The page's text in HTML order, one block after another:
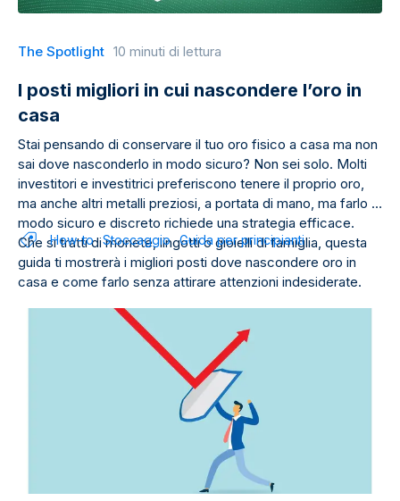
The Spotlight 10 minuti di lettura
I posti migliori in cui nascondere l’oro in
casa
Stai pensando di conservare il tuo oro fisico a casa ma non
sai dove nasconderlo in modo sicuro? Non sei solo. Molti
investitori e investitrici preferiscono tenere il proprio oro,
ma anche altri metalli preziosi, a portata di mano, ma farlo in
modo sicuro e discreto richiede una strategia efficace.
Che si tratti di monete, lingotti o gioielli di famiglia, questa
guida ti mostrerà i migliori posti dove nascondere oro in
casa e come farlo senza attirare attenzioni indesiderate.
How-to Stoccaggio Guida per principianti